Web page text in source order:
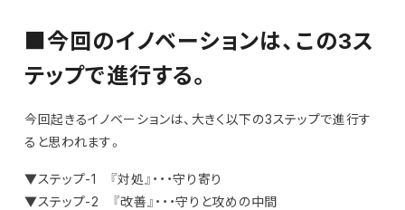
■今回のイノベーションは、この3ス
テップで進行する。
今回起きるイノベーションは、大きく以下の3ステップで進行す
ると思われます。
▼ステップ-1 『対処』・・・守り寄り
▼ステップ-2 『改善』・・・守りと攻めの中間